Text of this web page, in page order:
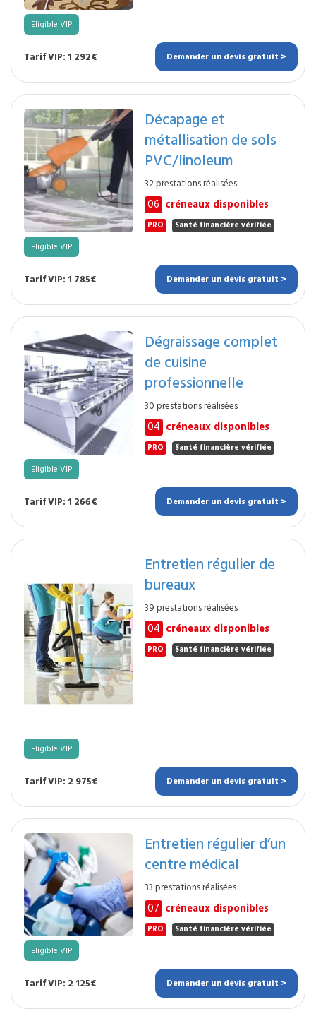
Eligible VIP
Tarif VIP: 1 292€ Demander un devis gratuit >
Décapage et
métallisation de sols
PVC/linoleum
32 prestations réalisées
06 créneaux disponibles
PRO Santé financière vérifiée
Eligible VIP
Tarif VIP: 1 785€ Demander un devis gratuit >
Dégraissage complet
de cuisine
professionnelle
30 prestations réalisées
04 créneaux disponibles
PRO Santé financière vérifiée
Eligible VIP
Tarif VIP: 1 266€ Demander un devis gratuit >
Entretien régulier de
bureaux
39 prestations réalisées
04 créneaux disponibles
PRO Santé financière vérifiée
Eligible VIP
Tarif VIP: 2 975€ Demander un devis gratuit >
Entretien régulier d’un
centre médical
33 prestations réalisées
07 créneaux disponibles
PRO Santé financière vérifiée
Eligible VIP
Tarif VIP: 2 125€ Demander un devis gratuit >